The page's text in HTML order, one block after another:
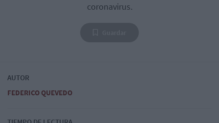
coronavirus.
AUTOR
FEDERICO QUEVEDO